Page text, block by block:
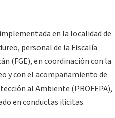
en la localidad de
personal de la Fiscalía
(FGE), en coordinación con la
y con el acompañamiento de
al Ambiente (PROFEPA),
en conductas ilícitas.